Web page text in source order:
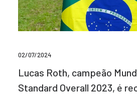
02/07/2024
Lucas Roth, campeão
Standard Overall 2023, é